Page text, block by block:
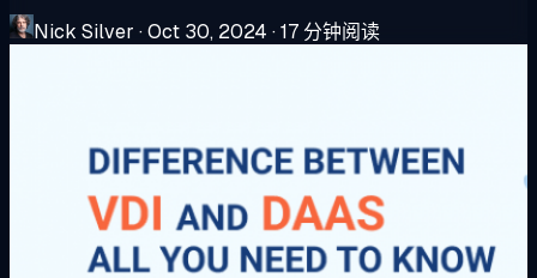
Nick Silver ·Oct 30, 2024 ·17 分钟阅读